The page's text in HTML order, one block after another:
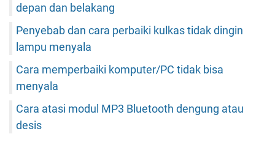
depan dan belakang
Penyebab dan cara perbaiki kulkas tidak dingin
lampu menyala
Cara memperbaiki komputer/PC tidak bisa
menyala
Cara atasi modul MP3 Bluetooth dengung atau
desis